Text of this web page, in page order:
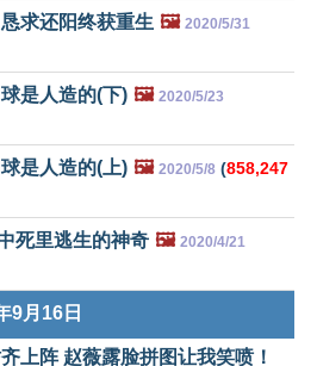
求还阳终获重生 🖼️ 2020/5/31
是人造的(下) 🖼️ 2020/5/23
是人造的(上) 🖼️ 2020/5/8 (858,247
死里逃生的神奇 🖼️ 2020/4/21
9月16日
上阵 赵薇露脸拼图让我笑喷！